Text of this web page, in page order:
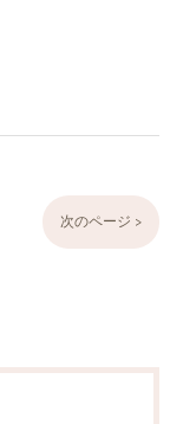
次のページ >